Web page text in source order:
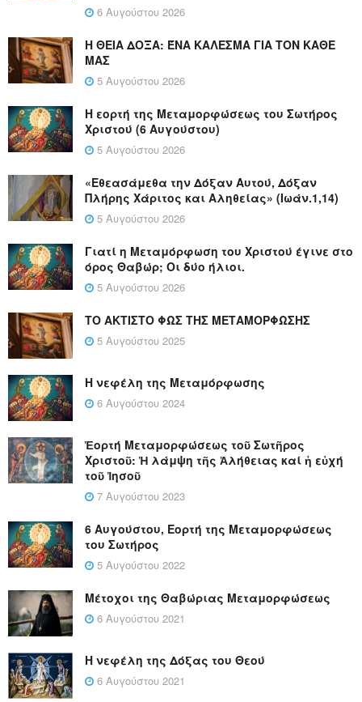
6 Αυγούστου 2026
Η ΘΕΙΑ ΔΟΞΑ: ΈΝΑ ΚΑΛΕΣΜΑ ΓΙΑ ΤΟΝ ΚΑΘΕ
ΜΑΣ
5 Αυγούστου 2026
Η εορτή της Μεταμορφώσεως του Σωτήρος
Χριστού (6 Αυγούστου)
5 Αυγούστου 2026
«Εθεασάμεθα την Δόξαν Αυτού, Δόξαν
Πλήρης Χάριτος και Αληθείας» (Ιωάν.1,14)
5 Αυγούστου 2026
Γιατί η Μεταμόρφωση του Χριστού έγινε στο
όρος Θαβώρ; Οι δύο ήλιοι.
5 Αυγούστου 2026
ΤΟ ΑΚΤΙΣΤΟ ΦΩΣ ΤΗΣ ΜΕΤΑΜΟΡΦΩΣΗΣ
5 Αυγούστου 2025
Η νεφέλη της Μεταμόρφωσης
6 Αυγούστου 2024
Ἑορτή Μεταμορφώσεως τοῦ Σωτῆρος
Χριστοῦ: Ἡ λάμψη τῆς Ἀλήθειας καί ἡ εὐχή
τοῦ Ἰησοῦ
7 Αυγούστου 2023
6 Αυγούστου, Εορτή της Μεταμορφώσεως
του Σωτήρος
5 Αυγούστου 2022
Μέτοχοι της Θαβώριας Μεταμορφώσεως
6 Αυγούστου 2021
Η νεφέλη της Δόξας του Θεού
6 Αυγούστου 2021